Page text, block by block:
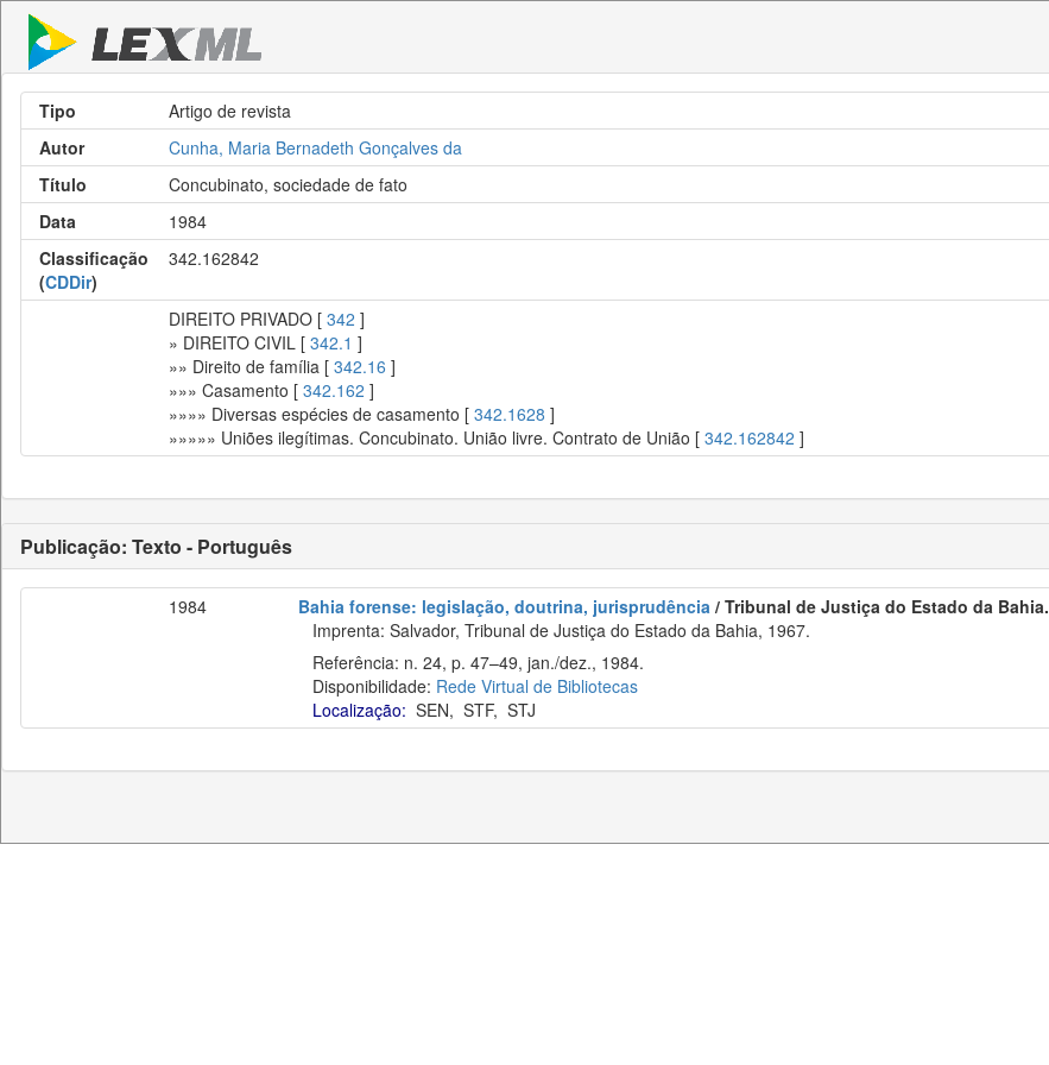
Tipo
Artigo de revista
Autor
Cunha, Maria Bernadeth Gonçalves da
Título
Concubinato, sociedade de fato
Data
1984
Classificação
(CDDir)
342.162842
DIREITO PRIVADO [ 342 ]
» DIREITO CIVIL [ 342.1 ]
»» Direito de família [ 342.16 ]
»»» Casamento [ 342.162 ]
»»»» Diversas espécies de casamento [ 342.1628 ]
»»»»» Uniões ilegítimas. Concubinato. União livre. Contrato de União [ 342.162842 ]
Publicação: Texto - Português
1984 Bahia forense: legislação, doutrina, jurisprudência / Tribunal de Justiça do Estado da Bahia.
Imprenta: Salvador, Tribunal de Justiça do Estado da Bahia, 1967.
Referência: n. 24, p. 47–49, jan./dez., 1984.
Disponibilidade: Rede Virtual de Bibliotecas
Localização: SEN, STF, STJ